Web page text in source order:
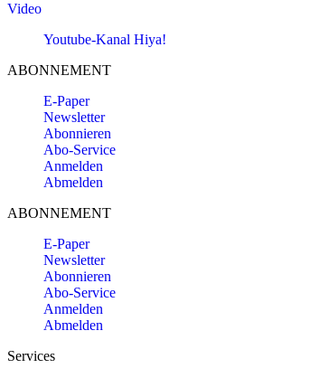
Video
Youtube-Kanal Hiya!
ABONNEMENT
E-Paper
Newsletter
Abonnieren
Abo-Service
Anmelden
Abmelden
ABONNEMENT
E-Paper
Newsletter
Abonnieren
Abo-Service
Anmelden
Abmelden
Services